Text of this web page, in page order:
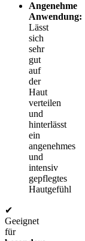
Angenehme
Anwendung:
Lässt
sich
sehr
gut
auf
der
Haut
verteilen
und
hinterlässt
ein
angenehmes
und
intensiv
gepflegtes
Hautgefühl
✔
Geeignet
für